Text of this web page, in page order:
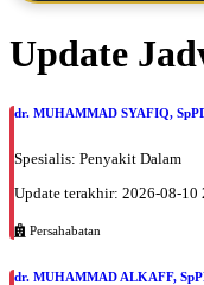
Update
dr. MUHAMMAD SYAFIQ,
Spesialis: Penyakit Dalam
Update terakhir: 2026-08-10
Persahabatan
dr. MUHAMMAD ALKAFF,